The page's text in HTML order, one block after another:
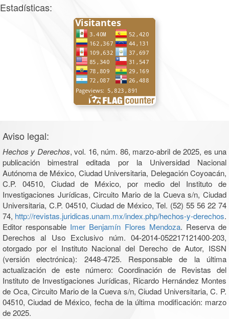
Estadísticas:
Aviso legal:
Hechos y Derechos, vol. 16, núm. 86, marzo-abril de 2025, es una
publicación bimestral editada por la Universidad Nacional
Autónoma de México, Ciudad Universitaria, Delegación Coyoacán,
C.P. 04510, Ciudad de México, por medio del Instituto de
Investigaciones Jurídicas, Circuito Mario de la Cueva s/n, Ciudad
Universitaria, C.P. 04510, Ciudad de México, Tel. (52) 55 56 22 74
74, http://revistas.juridicas.unam.mx/index.php/hechos-y-derechos.
Editor responsable Imer Benjamín Flores Mendoza. Reserva de
Derechos al Uso Exclusivo núm. 04-2014-052217121400-203,
otorgado por el Instituto Nacional del Derecho de Autor, ISSN
(versión electrónica): 2448-4725. Responsable de la última
actualización de este número: Coordinación de Revistas del
Instituto de Investigaciones Jurídicas, Ricardo Hernández Montes
de Oca, Circuito Mario de la Cueva s/n, Ciudad Universitaria, C. P.
04510, Ciudad de México, fecha de la última modificación: marzo
de 2025.